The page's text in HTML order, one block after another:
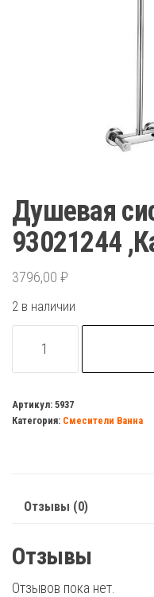
Душевая
93021244
3796,00 ₽
2 в наличии
товара
система
КС
Артикул: 5937
Категория: Смесители Ванна
Отзывы (0)
Отзывы
Отзывов пока нет.